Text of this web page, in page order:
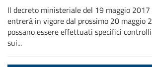
Il decreto ministeriale del 19 maggio
entrerà in vigore dal prossimo 20 maggio
possano essere effettuati specifici
sui...